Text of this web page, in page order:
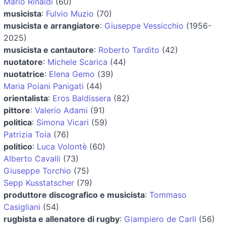
musicista: Fulvio Muzio (70)
musicista e arrangiatore: Giuseppe Vessicchio (1956-
2025)
musicista e cantautore: Roberto Tardito (42)
nuotatore: Michele Scarica (44)
nuotatrice: Elena Gemo (39)
Maria Poiani Panigati (44)
orientalista: Eros Baldissera (82)
pittore: Valerio Adami (91)
politica: Simona Vicari (59)
Patrizia Toia (76)
politico: Luca Volontè (60)
Alberto Cavalli (73)
Giuseppe Torchio (75)
Sepp Kusstatscher (79)
produttore discografico e musicista: Tommaso
Casigliani (54)
rugbista e allenatore di rugby: Giampiero de Carli (56)